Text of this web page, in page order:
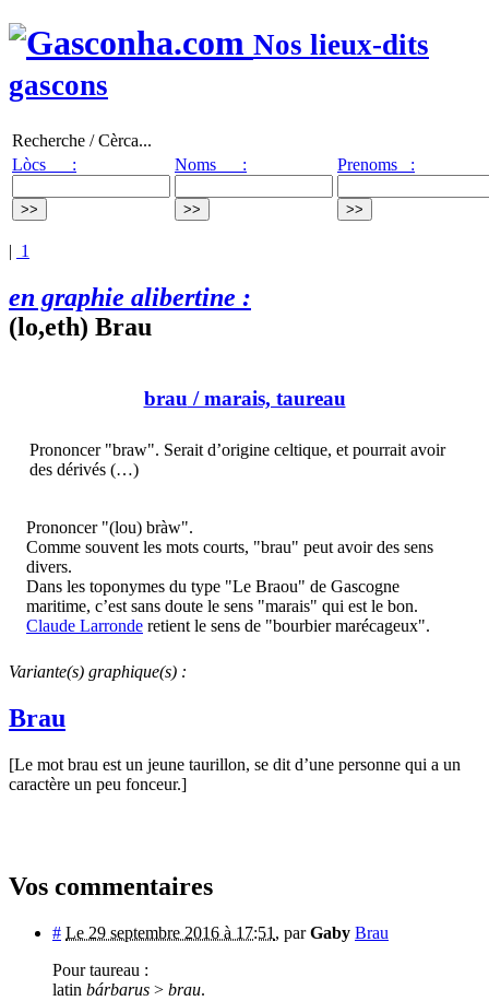
Nos lieux-dits
gascons
Recherche / Cèrca...
Lòcs :
Noms : Prenoms :
| 1
en graphie alibertine :
(lo,eth) Brau
brau / marais, taureau
Prononcer "braw". Serait d’origine celtique, et pourrait avoir
des dérivés (…)
Prononcer "(lou) bràw".
Comme souvent les mots courts, "brau" peut avoir des sens
divers.
Dans les toponymes du type "Le Braou" de Gascogne
maritime, c’est sans doute le sens "marais" qui est le bon.
Claude Larronde retient le sens de "bourbier marécageux".
Variante(s) graphique(s) :
Brau
[Le mot brau est un jeune taurillon, se dit d’une personne qui a un
caractère un peu fonceur.]
Vos commentaires
# Le 29 septembre 2016 à 17:51 , parGaby Brau
Pour taureau :
latin bárbarus > brau.